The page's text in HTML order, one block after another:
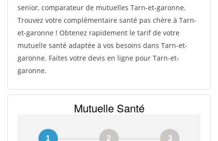
senior, comparateur de mutuelles Tarn-et-garonne.
Trouvez votre complémentaire santé pas chère à Tarn-
et-garonne ! Obtenez rapidement le tarif de votre
mutuelle santé adaptée à vos besoins dans Tarn-et-
garonne. Faites votre devis en ligne pour Tarn-et-
garonne.